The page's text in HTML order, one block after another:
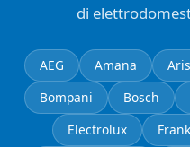
di
AEG Amana
Bompani
Bosch
Electrolux